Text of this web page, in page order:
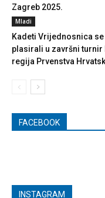
Zagreb 2025.
Mladi
Kadeti Vrijednosnica se
plasirali u završni turnir
regija Prvenstva
FACEBOOK
INSTAGRAM